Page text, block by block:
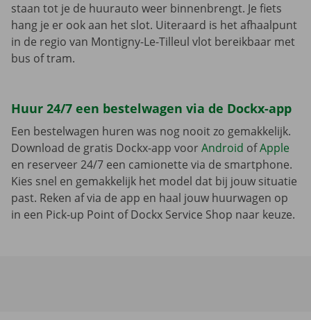
staan tot je de huurauto weer binnenbrengt. Je fiets
hang je er ook aan het slot. Uiteraard is het afhaalpunt
in de regio van Montigny-Le-Tilleul vlot bereikbaar met
bus of tram.
Huur 24/7 een bestelwagen via de Dockx-app
Een bestelwagen huren was nog nooit zo gemakkelijk.
Download de gratis Dockx-app voorAndroid ofApple
en reserveer 24/7 een camionette via de smartphone.
Kies snel en gemakkelijk het model dat bij jouw situatie
past. Reken af via de app en haal jouw huurwagen op
in een Pick-up Point of Dockx Service Shop naar keuze.